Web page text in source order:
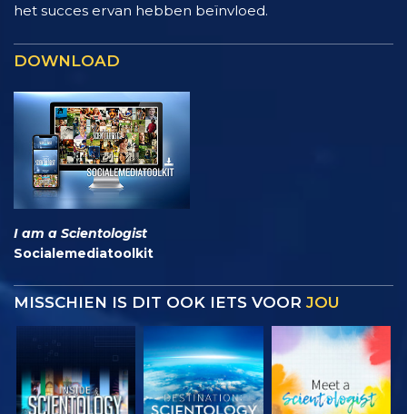
het succes ervan hebben beïnvloed.
DOWNLOAD
I am a Scientologist
Socialemediatoolkit
MISSCHIEN IS DIT OOK IETS VOOR JOU